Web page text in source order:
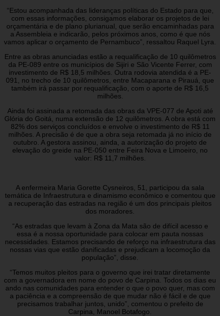
“Estou acompanhada das lideranças políticas do Estado para que,
com essas informações, consigamos elaborar os projetos de lei
orçamentária e de plano plurianual, que serão encaminhadas para
a Assembleia e indicarão, pelos próximos anos, como é que nós
vamos aplicar o orçamento de Pernambuco”, ressaltou Raquel Lyra.
Entre as obras anunciadas estão a requalificação de 10 quilômetros
da PE-089 entre os municípios de Sijiri e São Vicente Ferrer, com
investimento de R$ 18,5 milhões. Outra rodovia atendida é a PE-
091, no trecho de 10 quilômetros, entre Macaparana e Pirauá, que
também irá passar por requalificação, com o aporte de R$ 16,5
milhões.
Ainda foi assinada a retomada das obras da VPE-077 de Apoti até
Glória do Goitá, numa extensão de 12 quilômetros. A obra está com
82% dos serviços concluídos e envolve o investimento de R$ 11
milhões. A precisão é de que a obra seja retomada já no início de
outubro. A gestora assinou, ainda, a autorização do projeto de
elevação do greide na PE-050 entre Feira Nova e Limoeiro, no
valor: R$ 11,7 milhões.
A enfermeira Maria Gorette Cysneiros, 51, participou da sala
temática de Infraestrutura e dinamismo econômico e comentou que
a recuperação das estradas na região é um dos principais pleitos
dos moradores.
“As estradas que levam à Zona da Mata são de difícil acesso e
essa é a nossa oportunidade para colocar em pauta nossas
necessidades. Estamos precisando de reforço na infraestrutura das
nossas vias que estão danificadas e prejudicam a locomoção da
população”, disse.
“Temos muitos pleitos para o governo que irei tratar diretamente
com a governadora em nome do povo de Carpina. Todos os dias eu
ando nas comunidades para entender o que o povo quer, mas com
a paciência e a compreensão de que mudar não é fácil e de que
precisamos trabalhar juntos, unido”, comentou o prefeito de
Carpina, Manoel Botafogo.